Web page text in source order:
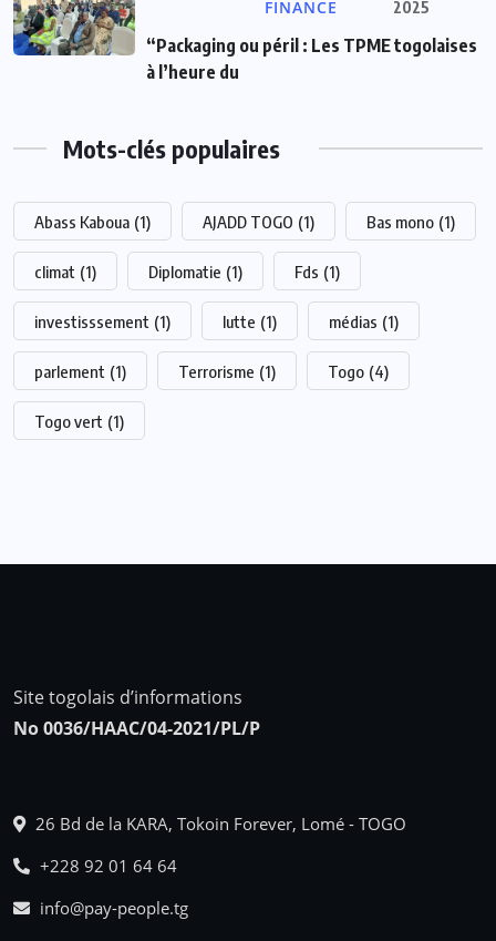
FINANCE 2025
“Packaging ou péril : Les TPME togolaises
à l’heure du
Mots-clés populaires
Abass Kaboua (1) AJADD TOGO (1) Bas mono (1)
climat (1) Diplomatie (1) Fds (1)
investisssement (1) lutte (1) médias (1)
parlement (1) Terrorisme (1) Togo (4)
Togo vert (1)
Site togolais d’informations
No 0036/HAAC/04-2021/PL/P
26 Bd de la KARA, Tokoin Forever, Lomé - TOGO
+228 92 01 64 64
info@pay-people.tg